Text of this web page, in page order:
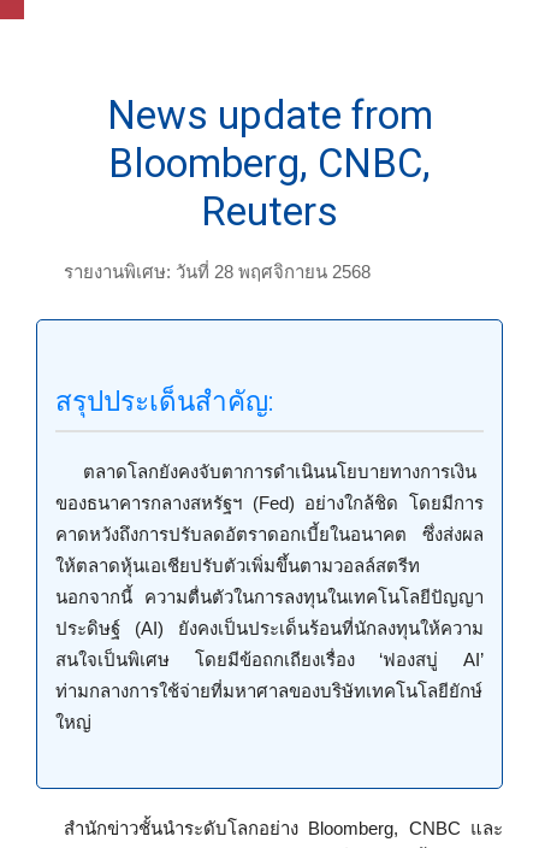
News update from
Bloomberg, CNBC,
Reuters
รายงานพิเศษ: วันที่ 28 พฤศจิกายน 2568
สรุปประเด็นสำคัญ:
ตลาดโลกยังคงจับตาการดำเนินนโยบายทางการเงิน
ของธนาคารกลางสหรัฐฯ (Fed) อย่างใกล้ชิด โดยมีการ
คาดหวังถึงการปรับลดอัตราดอกเบี้ยในอนาคต ซึ่งส่งผล
ให้ตลาดหุ้นเอเชียปรับตัวเพิ่มขึ้นตามวอลล์สตรีท
นอกจากนี้ ความตื่นตัวในการลงทุนในเทคโนโลยีปัญญา
ประดิษฐ์ (AI) ยังคงเป็นประเด็นร้อนที่นักลงทุนให้ความ
สนใจเป็นพิเศษ โดยมีข้อถกเถียงเรื่อง ‘ฟองสบู่ AI’
ท่ามกลางการใช้จ่ายที่มหาศาลของบริษัทเทคโนโลยียักษ์
ใหญ่
สำนักข่าวชั้นนำระดับโลกอย่าง Bloomberg, CNBC และ